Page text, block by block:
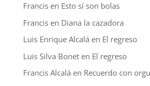
Francisen Esto sí son bolas
Francisen Diana la cazadora
Luis Enrique Alcalá en El regreso
Luis Silva Boneten El regreso
Francis Alcalá en Recuerdo con